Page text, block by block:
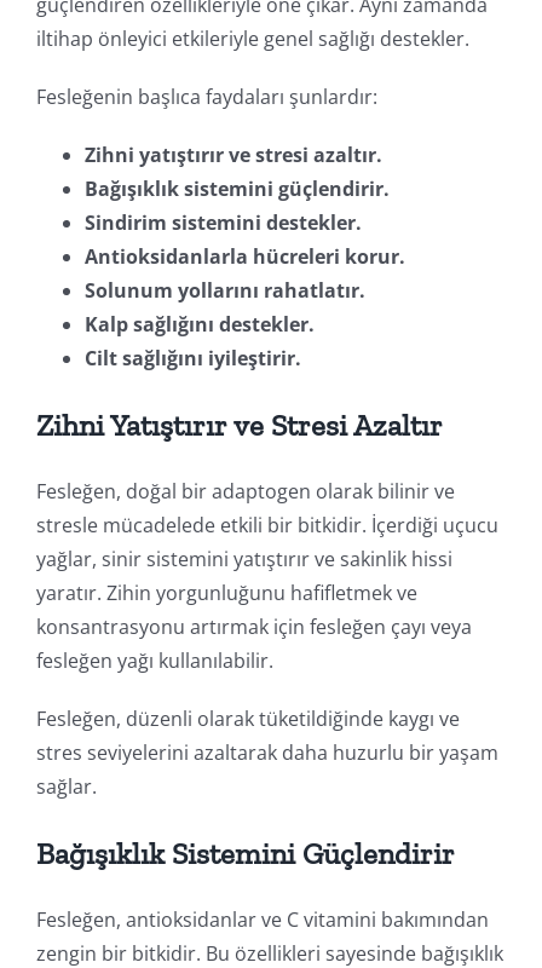
iltihap önleyici etkileriyle genel sağlığı destekler.
Fesleğenin başlıca faydaları şunlardır:
Zihni yatıştırır ve stresi azaltır.
Bağışıklık sistemini güçlendirir.
Sindirim sistemini destekler.
Antioksidanlarla hücreleri korur.
Solunum yollarını rahatlatır.
Kalp sağlığını destekler.
Cilt sağlığını iyileştirir.
Zihni Yatıştırır ve Stresi Azaltır
Fesleğen, doğal bir adaptogen olarak bilinir ve
stresle mücadelede etkili bir bitkidir. İçerdiği uçucu
yağlar, sinir sistemini yatıştırır ve sakinlik hissi
yaratır. Zihin yorgunluğunu hafifletmek ve
konsantrasyonu artırmak için fesleğen çayı veya
fesleğen yağı kullanılabilir.
Fesleğen, düzenli olarak tüketildiğinde kaygı ve
stres seviyelerini azaltarak daha huzurlu bir yaşam
sağlar.
Bağışıklık Sistemini Güçlendirir
Fesleğen, antioksidanlar ve C vitamini bakımından
zengin bir bitkidir. Bu özellikleri sayesinde bağışıklık